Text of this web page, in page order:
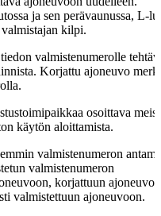
ja sen perävaunussa, L-
kilpi.
valmistenumerolle
Korjattu ajoneuvo
osoittava
käytön aloittamista.
valmistenumeron
valmistenumeron
korjattuun
valmistettuun ajoneuvoon.